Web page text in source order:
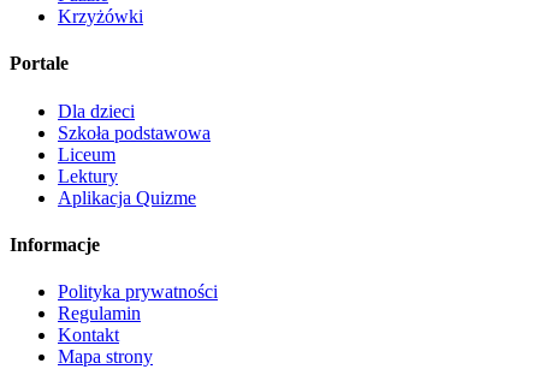
Krzyżówki
Portale
Dla dzieci
Szkoła podstawowa
Liceum
Lektury
Aplikacja Quizme
Informacje
Polityka prywatności
Regulamin
Kontakt
Mapa strony